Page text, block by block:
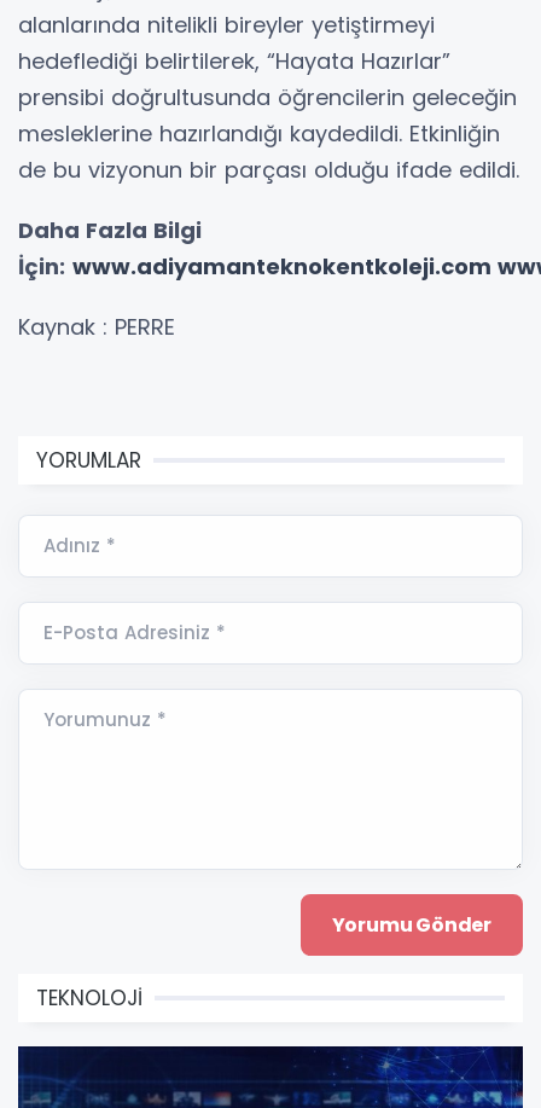
alanlarında nitelikli bireyler yetiştirmeyi
hedeflediği belirtilerek, “Hayata Hazırlar”
prensibi doğrultusunda öğrencilerin geleceğin
mesleklerine hazırlandığı kaydedildi. Etkinliğin
de bu vizyonun bir parçası olduğu ifade edildi.
Daha Fazla Bilgi
İçin: www.adiyamanteknokentkoleji.com
Kaynak : PERRE
YORUMLAR
Adınız *
E-Posta Adresiniz *
Yorumunuz *
TEKNOLOJİ